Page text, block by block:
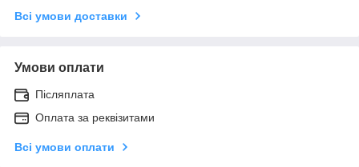
Всі умови доставки
Умови оплати
Післяплата
Оплата за реквізитами
Всі умови оплати